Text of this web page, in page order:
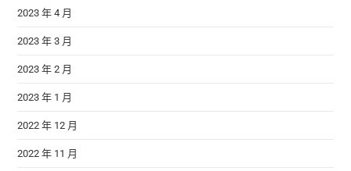
2023 年 4 月
2023 年 3 月
2023 年 2 月
2023 年 1 月
2022 年 12 月
2022 年 11 月